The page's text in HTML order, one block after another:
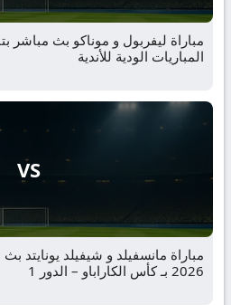
المباريات الودية للأندية
VS
2026 بـ كأس الكاراباو – الدور 1